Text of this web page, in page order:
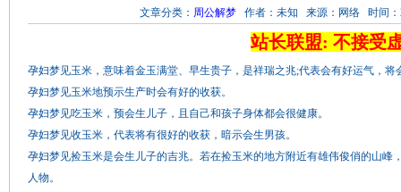
文章分类： 周公解梦 作者：未知 来源：网络 时间：
站长联盟: 不接受
孕妇梦见玉米，意味着金玉满堂、早生贵子，是祥瑞之兆;代表会有好运气，将
孕妇梦见玉米地预示生产时会有好的收获。
孕妇梦见吃玉米，预会生儿子，且自己和孩子身体都会很健康。
孕妇梦见收玉米，代表将有很好的收获，暗示会生男孩。
孕妇梦见捡玉米是会生儿子的吉兆。若在捡玉米的地方附近有雄伟俊俏的山峰
人物。